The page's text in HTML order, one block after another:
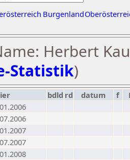
Burgenland
Herbert
Statistik)
bdld rd datum f